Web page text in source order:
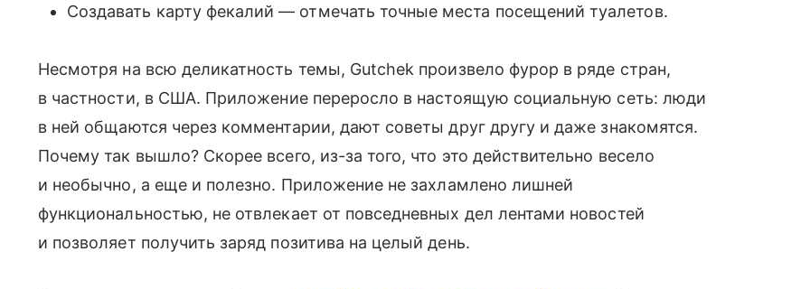
Создавать карту фекалий — отмечать точные места посещений туалетов.
Несмотря на всю деликатность темы, Gutchek произвело фурор в ряде стран,
в частности, в США. Приложение переросло в настоящую социальную сеть: люди
в ней общаются через комментарии, дают советы друг другу и даже знакомятся.
Почему так вышло? Скорее всего, из-за того, что это действительно весело
и необычно, а еще и полезно. Приложение не захламлено лишней
функциональностью, не отвлекает от повседневных дел лентами новостей
и позволяет получить заряд позитива на целый день.